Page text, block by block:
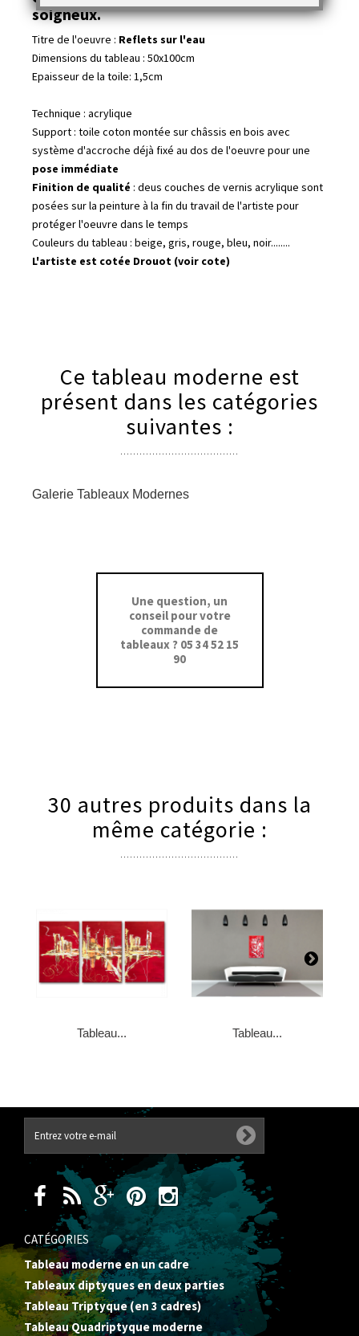
soigneux.
Titre de l'oeuvre : Reflets sur l'eau
Dimensions du tableau : 50x100cm
Epaisseur de la toile: 1,5cm
Technique : acrylique
Support : toile coton montée sur châssis en bois avec
système d'accroche déjà fixé au dos de l'oeuvre pour une
pose immédiate
Finition de qualité : deus couches de vernis acrylique sont
posées sur la peinture à la fin du travail de l'artiste pour
protéger l'oeuvre dans le temps
Couleurs du tableau : beige, gris, rouge, bleu, noir........
L'artiste est cotée Drouot (voir cote)
Ce tableau moderne est
présent dans les catégories
suivantes :
Galerie Tableaux Modernes
Une question, un
conseil pour votre
commande de
tableaux ? 05 34 52 15
90
30 autres produits dans la
même catégorie :
Tableau... Tableau...
CATÉGORIES
Tableau moderne en un cadre
Tableaux diptyques en deux parties
Tableau Triptyque (en 3 cadres)
Tableau Quadriptyque moderne